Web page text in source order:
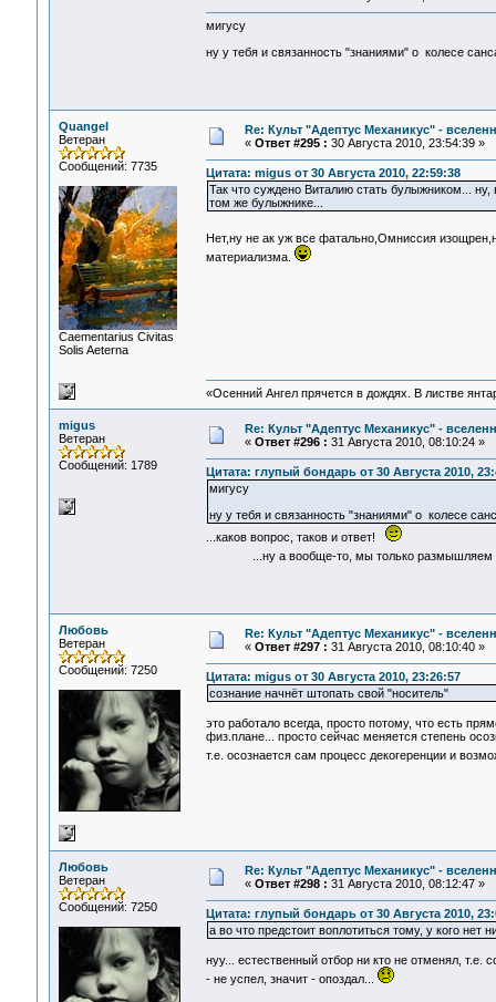
мигусу
ну у тебя и связанность "знаниями" о колесе
Quangel
Ветеран
Сообщений: 7735
Сaementarius Civitas
Solis Aeterna
Re: Культ "Адептус Механикус" -
« Ответ #295 : 30 Августа 2010, 23:54:39 »
Цитата: migus от 30 Августа 2010, 22:59:38
Так что суждено Виталию стать булыжником...
том же булыжнике...
Нет,ну не ак уж все фатально,Омниссия
материализма.
«Осенний Ангел прячется в дождях. В листве
migus
Ветеран
Сообщений: 1789
Re: Культ "Адептус Механикус" -
« Ответ #296 : 31 Августа 2010, 08:10:24 »
Цитата: глупый бондарь от 30 Августа 2010,
мигусу
ну у тебя и связанность "знаниями" о колесе
...каков вопрос, таков и ответ!
...ну а вообще-то, мы только размышляем
Любовь
Ветеран
Сообщений: 7250
Re: Культ "Адептус Механикус" -
« Ответ #297 : 31 Августа 2010, 08:10:40 »
Цитата: migus от 30 Августа 2010, 23:26:57
сознание начнёт штопать свой "носитель"
это работало всегда, просто потому, что есть
физ.плане... просто сейчас меняется степень
т.е. осознается сам процесс декогеренции и
Любовь
Ветеран
Сообщений: 7250
Re: Культ "Адептус Механикус" -
« Ответ #298 : 31 Августа 2010, 08:12:47 »
Цитата: глупый бондарь от 30 Августа 2010,
а во что предстоит воплотиться тому, у кого нет
нуу... естественный отбор ни кто не отменял,
- не успел, значит - опоздал...